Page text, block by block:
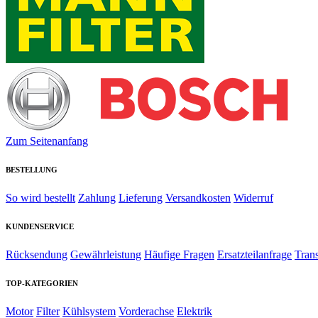
Zum Seitenanfang
BESTELLUNG
So wird bestellt Zahlung Lieferung Versandkosten Widerruf
KUNDENSERVICE
Rücksendung Gewährleistung Häufige Fragen Ersatzteilanfrage
TOP-KATEGORIEN
Motor Filter Kühlsystem Vorderachse Elektrik